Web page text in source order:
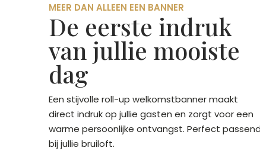
MEER DAN ALLEEN EEN BANNER
De eerste indruk
van jullie mooiste
dag
Een stijvolle roll-up welkomstbanner maakt
direct indruk op jullie gasten en zorgt voor een
warme persoonlijke ontvangst. Perfect passend
bij jullie bruiloft.